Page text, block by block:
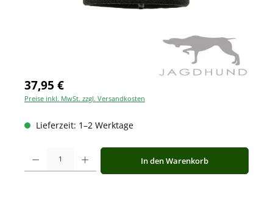
37,95 €
Preise inkl. MwSt. zzgl. Versandkosten
Lieferzeit: 1–2 Werktage
Produkt Anzahl: Gib den gewünschten Wert ein oder benutze die
In den Warenkorb